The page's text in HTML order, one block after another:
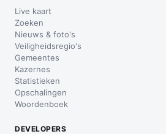
Live kaart
Zoeken
Nieuws & foto's
Veiligheidsregio's
Gemeentes
Kazernes
Statistieken
Opschalingen
Woordenboek
DEVELOPERS